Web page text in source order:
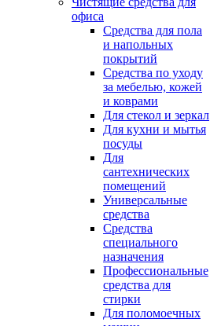
офиса
Средства для пола
и напольных
покрытий
Средства по уходу
за мебелью, кожей
и коврами
Для стекол и зеркал
Для кухни и мытья
посуды
Для
сантехнических
помещений
Универсальные
средства
Средства
специального
назначения
Профессиональные
средства для
стирки
Для поломоечных